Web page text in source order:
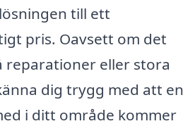
till ett
pris. Oavsett om det
reparationer eller stora
dig trygg med att en
i ditt område kommer